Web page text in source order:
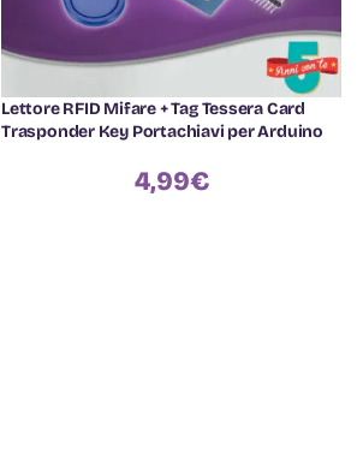
Lettore RFID Mifare + Tag Tessera Card
Trasponder Key Portachiavi per Arduino
4,99€